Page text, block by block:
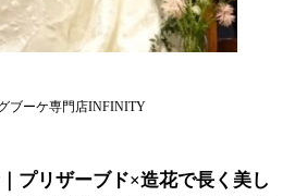
ブーケ専門店INFINITY
プリザーブド×造花で長く美し